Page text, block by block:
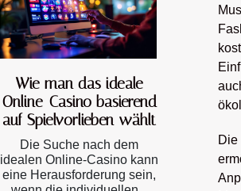
Wie man das ideale
Online-Casino basierend
auf Spielvorlieben wählt
Die Suche nach dem
idealen Online-Casino kann
eine Herausforderung sein,